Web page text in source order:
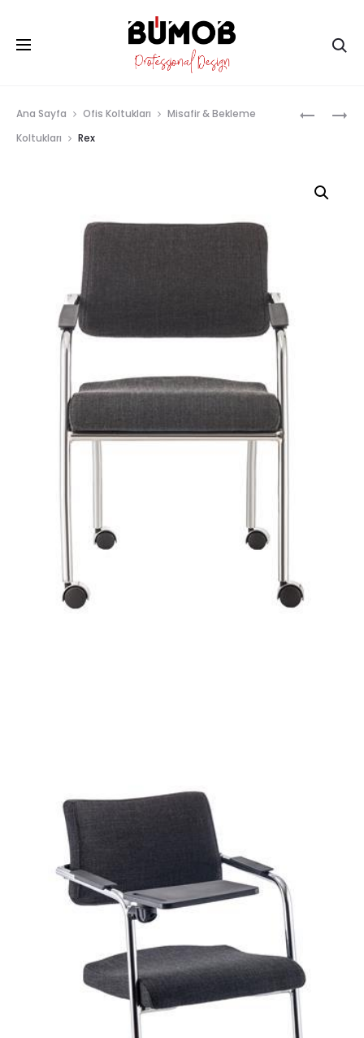
QUATRO
Ana Sayfa Ofis Koltukları
Misafir & Bekleme
Koltukları
Rex